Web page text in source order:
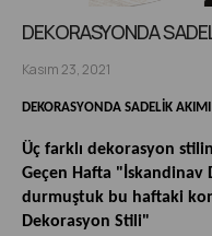
DEKORASYONDA
Kasım 23, 2021
DEKORASYONDA SADELİK
Üç farklı dekorasyon
Geçen Hafta
durmuştuk bu haftaki
Dekorasyon Stili"